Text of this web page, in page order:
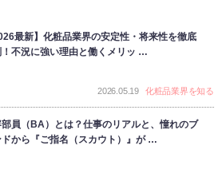
最新】化粧品業界の安定性・将来性を徹底
！不況に強い理由と働くメリッ …
2026.05.19 化粧品業界を知る
部員（BA）とは？仕事のリアルと、憧れのブ
ドから『ご指名（スカウト）』が …